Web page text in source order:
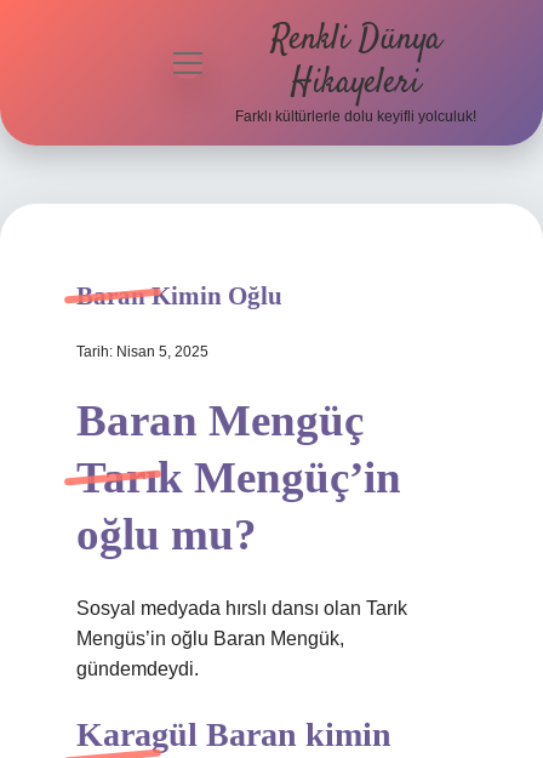
menüyü
Renkli Dünya
Hikayeleri
Farklı kültürlerle dolu keyifli yolculuk!
Baran Kimin Oğlu
Tarih: Nisan 5, 2025
Baran Mengüç
Tarık Mengüç’in
oğlu mu?
Sosyal medyada hırslı dansı olan Tarık
Mengüs’in oğlu Baran Mengük,
gündemdeydi.
Karagül Baran kimin